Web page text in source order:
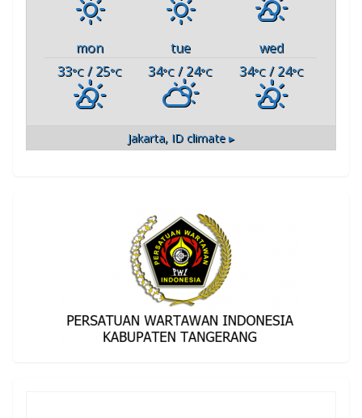
mon tue
wed
33°C / 25°C 34°C / 24°C 34°C/ 24°C
Jakarta, ID climate ▸